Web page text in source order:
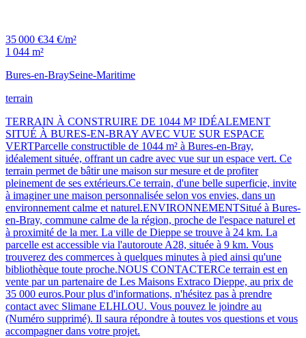
35 000 €34 €/m²
1 044 m²
Bures-en-BraySeine-Maritime
terrain
TERRAIN À CONSTRUIRE DE 1044 M² IDÉALEMENT
SITUÉ À BURES-EN-BRAY AVEC VUE SUR ESPACE
VERTParcelle constructible de 1044 m² à Bures-en-Bray,
idéalement située, offrant un cadre avec vue sur un espace vert. Ce
terrain permet de bâtir une maison sur mesure et de profiter
pleinement de ses extérieurs.Ce terrain, d'une belle superficie, invite
à imaginer une maison personnalisée selon vos envies, dans un
environnement calme et naturel.ENVIRONNEMENTSitué à Bures-
en-Bray, commune calme de la région, proche de l'espace naturel et
à proximité de la mer. La ville de Dieppe se trouve à 24 km. La
parcelle est accessible via l'autoroute A28, située à 9 km. Vous
trouverez des commerces à quelques minutes à pied ainsi qu'une
bibliothèque toute proche.NOUS CONTACTERCe terrain est en
vente par un partenaire de Les Maisons Extraco Dieppe, au prix de
35 000 euros.Pour plus d'informations, n'hésitez pas à prendre
contact avec Slimane ELHLOU. Vous pouvez le joindre au
(Numéro supprimé). Il saura répondre à toutes vos questions et vous
accompagner dans votre projet.